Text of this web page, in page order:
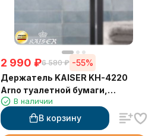
2 990 ₽6 580 ₽ -55%
Держатель KAISER KH-4220
Arno туалетной бумаги,
настенный
В наличии
В корзину